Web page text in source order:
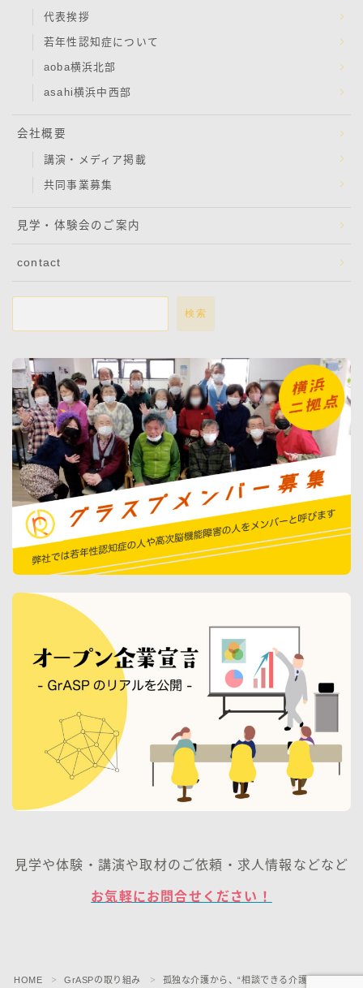
代表挨拶
若年性認知症について
aoba横浜北部
asahi横浜中西部
会社概要
講演・メディア掲載
共同事業募集
見学・体験会のご案内
contact
検索
見学や体験・講演や取材のご依頼・求人情報などなど
お気軽にお問合せください！
HOME ＞ GrASPの取り組み ＞ 孤独な介護から、“相談できる介護”へ